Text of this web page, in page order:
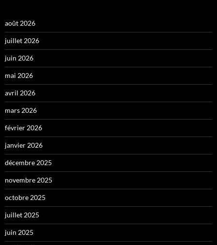
août 2026
juillet 2026
juin 2026
mai 2026
avril 2026
mars 2026
février 2026
janvier 2026
décembre 2025
novembre 2025
octobre 2025
juillet 2025
juin 2025